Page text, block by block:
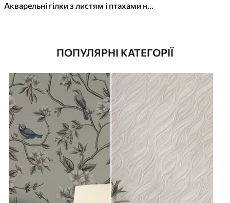
Акварельні гілки з листям і птахами на світлому тлі
ПОПУЛЯРНІ КАТЕГОРІЇ